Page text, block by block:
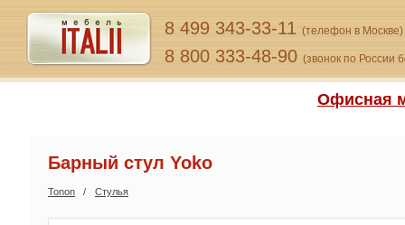
8 499 343-33-11 (телефон в Москве)
8 800 333-48-90 (звонок по России
Офисная
Барный стул Yoko
Tonon Стулья